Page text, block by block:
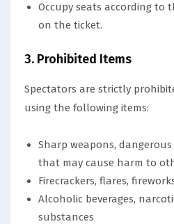
Occupy seats according to
on the ticket.
3. Prohibited Items
Spectators are strictly
using the following items:
Sharp weapons,
that may cause harm to
Firecrackers, flares,
Alcoholic beverages,
substances